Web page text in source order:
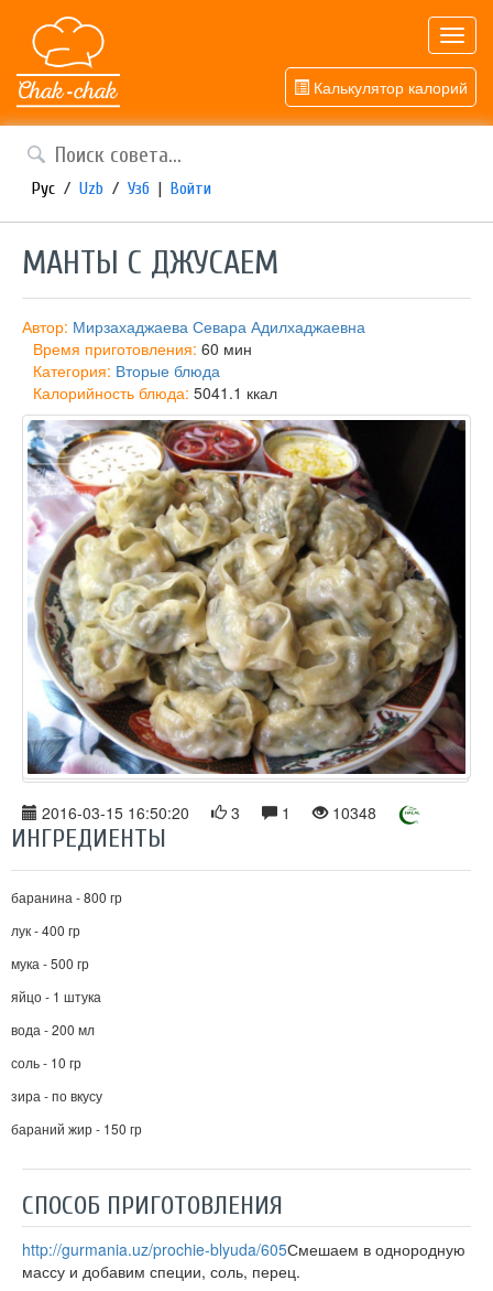
Калькулятор калорий
Рус / Uzb / Узб | Войти
МАНТЫ С ДЖУСАЕМ
Автор: Мирзахаджаева Севара Адилхаджаевна
Время приготовления: 60 мин
Категория: Вторые блюда
Калорийность блюда: 5041.1 ккал
2016-03-15 16:50:20 3 1 10348
ИНГРЕДИЕНТЫ
баранина - 800 гр
лук - 400 гр
мука - 500 гр
яйцо - 1 штука
вода - 200 мл
соль - 10 гр
зира - по вкусу
бараний жир - 150 гр
СПОСОБ ПРИГОТОВЛЕНИЯ
http://gurmania.uz/prochie-blyuda/605Смешаем в однородную
массу и добавим специи, соль, перец.